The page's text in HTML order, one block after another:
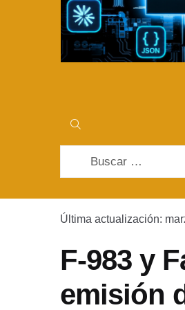
Última actualización:
F-983 y
emisión